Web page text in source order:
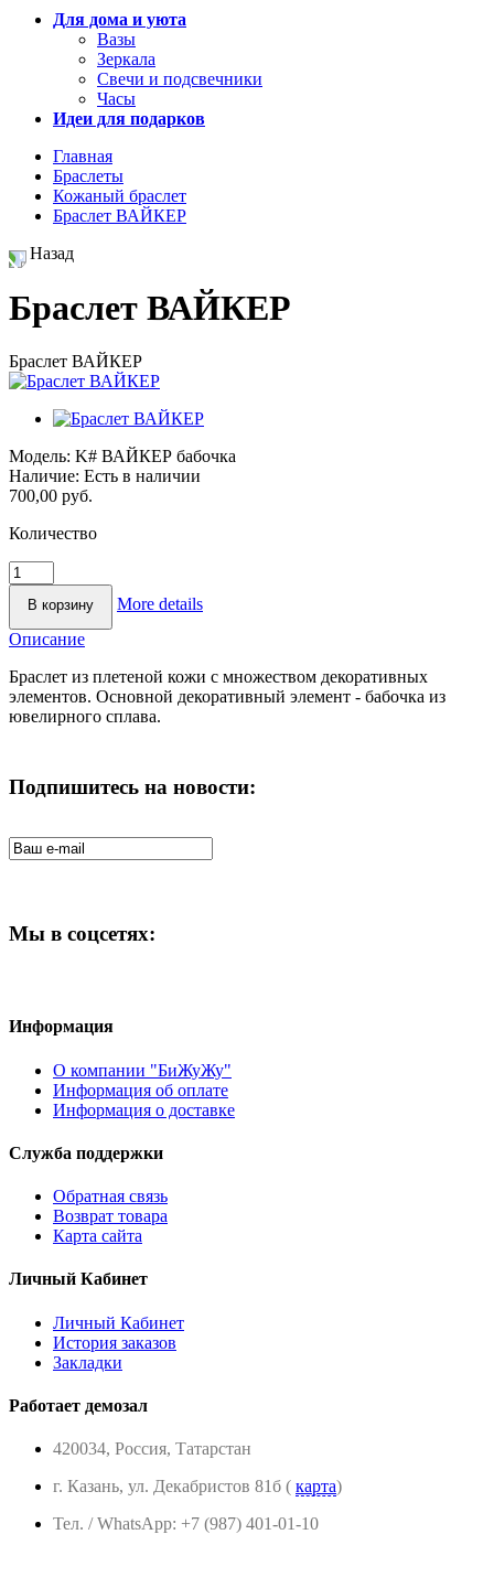
Для дома и уюта
Вазы
Зеркала
Свечи и подсвечники
Часы
Идеи для подарков
Главная
Браслеты
Кожаный браслет
Браслет ВАЙКЕР
Назад
Браслет ВАЙКЕР
Браслет ВАЙКЕР
Модель: K# ВАЙКЕР бабочка
Наличие: Есть в наличии
700,00 руб.
Количество
More details
Описание
Браслет из плетеной кожи с множеством декоративных
элементов. Основной декоративный элемент - бабочка из
ювелирного сплава.
Подпишитесь на новости:
Мы в соцсетях:
Информация
О компании "БиЖуЖу"
Информация об оплате
Информация о доставке
Служба поддержки
Обратная связь
Возврат товара
Карта сайта
Личный Кабинет
Личный Кабинет
История заказов
Закладки
Работает демозал
420034, Россия, Татарстан
г. Казань, ул. Декабристов 81б ( карта)
Тел. / WhatsApp: +7 (987) 401-01-10